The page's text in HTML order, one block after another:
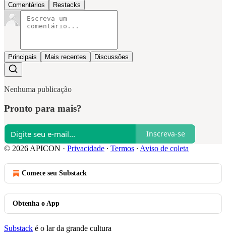
Comentários Restacks
Principais Mais recentes Discussões
Nenhuma publicação
Pronto para mais?
Inscreva-se
© 2026 APICON · Privacidade ∙ Termos ∙ Aviso de coleta
Comece seu Substack
Obtenha o App
Substack é o lar da grande cultura